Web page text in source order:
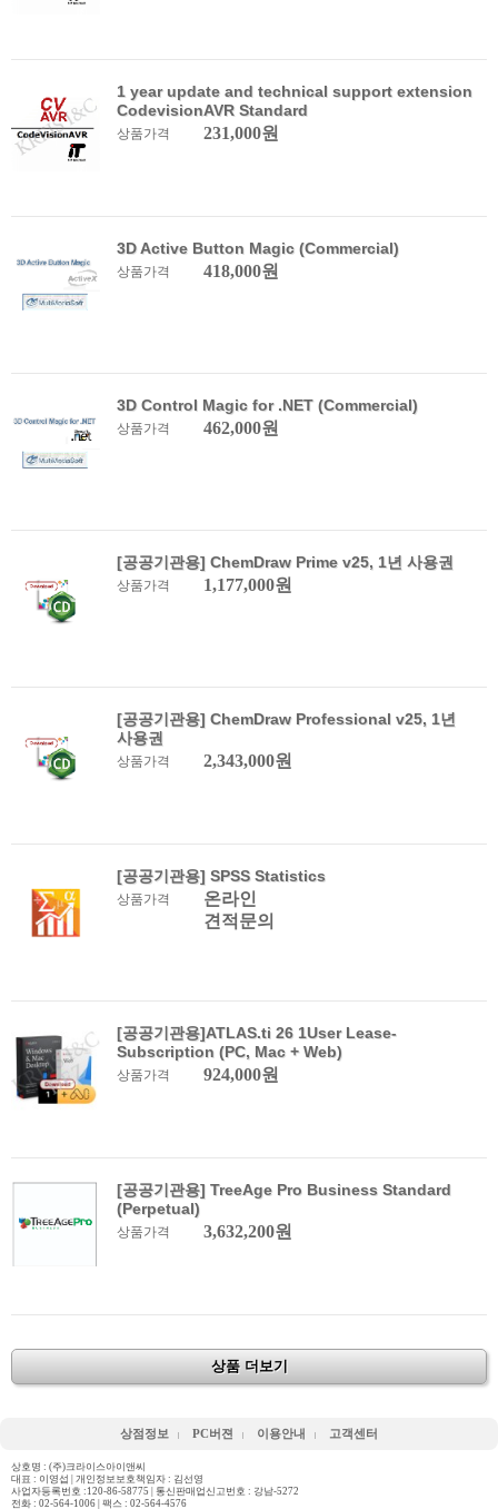
1 year update and technical support extension
CodevisionAVR Standard
상품가격 231,000원
3D Active Button Magic (Commercial)
상품가격 418,000원
3D Control Magic for .NET (Commercial)
상품가격 462,000원
[공공기관용] ChemDraw Prime v25, 1년 사용권
상품가격 1,177,000원
[공공기관용] ChemDraw Professional v25, 1년
사용권
상품가격 2,343,000원
[공공기관용] SPSS Statistics
상품가격
온라인
견적문의
[공공기관용]ATLAS.ti 26 1User Lease-
Subscription (PC, Mac + Web)
상품가격 924,000원
[공공기관용] TreeAge Pro Business Standard
(Perpetual)
상품가격 3,632,200원
상품 더보기
상점정보 PC버젼 이용안내 고객센터
상호명 : (주)크라이스아이앤씨
대표 : 이영섭 | 개인정보보호책임자 : 김선영
사업자등록번호 :120-86-58775 | 통신판매업신고번호 : 강남-5272
전화 : 02-564-1006 | 팩스 : 02-564-4576